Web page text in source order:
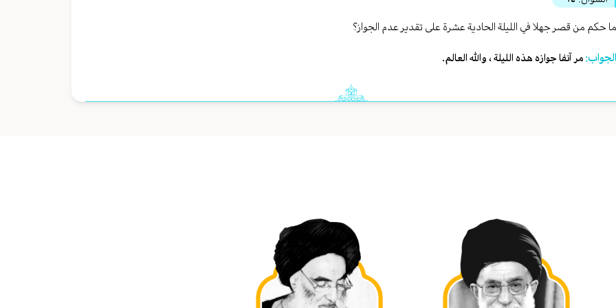
حكم من قصر جهلا في الليلة الحادية عشرة على تقدير عدم الجواز؟
مر آنفا جوازه هذه الليلة ، والله العالم.